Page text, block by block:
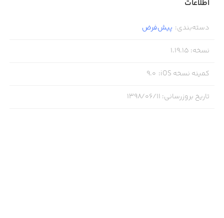
اطلاعات
دسته‌بندی: پیش‌فرض
نسخه:
1.19.15
کمینه نسخه iOS :
9.0
تاریخ بروزرسانی: ۱۳۹۸/۰۶/۱۱